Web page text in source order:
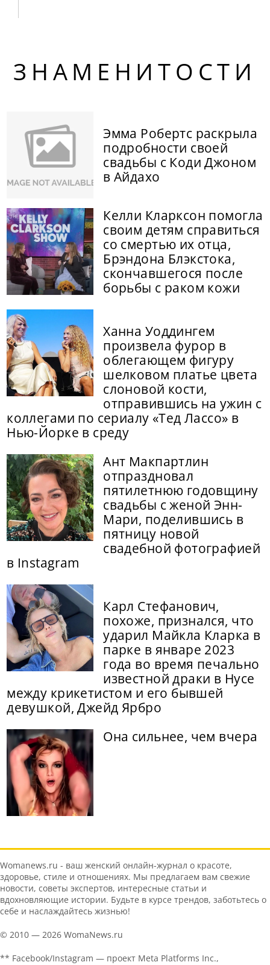
ЗНАМЕНИТОСТИ
Эмма Робертс раскрыла
подробности своей
свадьбы с Коди Джоном
в Айдахо
Келли Кларксон помогла
своим детям справиться
со смертью их отца,
Брэндона Блэкстока,
скончавшегося после
борьбы с раком кожи
Ханна Уоддингем
произвела фурор в
облегающем фигуру
шелковом платье цвета
слоновой кости,
отправившись на ужин с
коллегами по сериалу «Тед Лассо» в
Нью-Йорке в среду
Ант Макпартлин
отпраздновал
пятилетнюю годовщину
свадьбы с женой Энн-
Мари, поделившись в
пятницу новой
свадебной фотографией
в Instagram
Карл Стефанович,
похоже, признался, что
ударил Майкла Кларка в
парке в январе 2023
года во время печально
известной драки в Нусе
между крикетистом и его бывшей
девушкой, Джейд Ярбро
Она сильнее, чем вчера
Womanews.ru - ваш женский онлайн-журнал о красоте,
здоровье, стиле и отношениях. Мы предлагаем вам свежие
новости, советы экспертов, интересные статьи и
вдохновляющие истории. Будьте в курсе трендов, заботьтесь о
себе и наслаждайтесь жизнью!
© 2010 — 2026 WomaNews.ru
** Facebook/Instagram — проект Meta Platforms Inc.,